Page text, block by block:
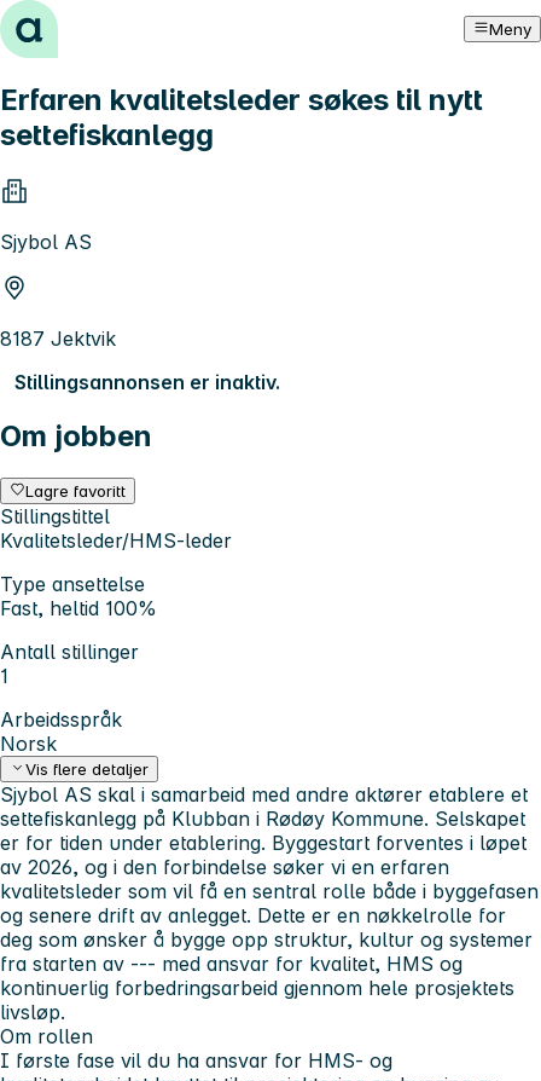
Hopp til innhold Meny
Erfaren kvalitetsleder søkes til nytt
settefiskanlegg
Sjybol AS
8187 Jektvik
Stillingsannonsen er inaktiv.
Om jobben
Lagre favoritt
Stillingstittel
Kvalitetsleder/HMS-leder
Type ansettelse
Fast, heltid 100%
Antall stillinger
1
Arbeidsspråk
Norsk
Vis flere detaljer
Sjybol AS skal i samarbeid med andre aktører etablere et
settefiskanlegg på Klubban i Rødøy Kommune. Selskapet
er for tiden under etablering. Byggestart forventes i løpet
av 2026, og i den forbindelse søker vi en erfaren
kvalitetsleder som vil få en sentral rolle både i byggefasen
og senere drift av anlegget. Dette er en nøkkelrolle for
deg som ønsker å bygge opp struktur, kultur og systemer
fra starten av --- med ansvar for kvalitet, HMS og
kontinuerlig forbedringsarbeid gjennom hele prosjektets
livsløp.
Om rollen
I første fase vil du ha ansvar for HMS- og